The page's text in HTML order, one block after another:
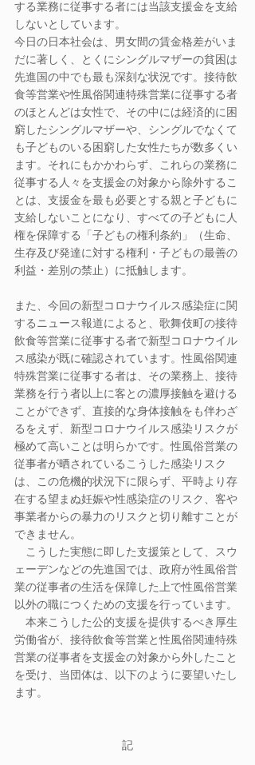
する業務に従事する者には当該支援金を支給
しないとしています。
今日の日本社会は、男女間の賃金格差がいま
だに著しく、とくにシングルマザーの貧困は
先進国の中でも最も深刻な状況です。接待飲
食等営業や性風俗関連特殊営業に従事する者
のほとんどは女性で、その中には経済的に困
窮したシングルマザーや、シングルでなくて
も子どものいる困窮した女性たちが数多くい
ます。それにもかかわらず、これらの業務に
従事する人々を支援金の対象から除外するこ
とは、支援金を最も必要とする親と子どもに
支給しないことになり、すべての子どもに人
権を保障する「子どもの権利条約」（生命、
生存及び発達に対する権利・子どもの最善の
利益・差別の禁止）に抵触します。
また、今回の新型コロナウイルス感染症に関
するニュース報道によると、歌舞伎町の接待
飲食等営業に従事する者で新型コロナウイル
ス感染が既に確認されています。性風俗関連
特殊営業に従事する者は、その業務上、接待
業務を行う者以上に客との濃厚接触を避ける
ことができず、直接的な身体接触をも伴わざ
るをえず、新型コロナウイルス感染リスクが
極めて高いことは明らかです。性風俗営業の
従事者が晒されているこうした感染リスク
は、この危機的状況下に限らず、平時より存
在する望まぬ妊娠や性感染症のリスク、客や
事業者からの暴力のリスクと切り離すことが
できません。
こうした実態に即した支援策として、スウ
ェーデンなどの先進国では、政府が性風俗営
業の従事者の生活を保障した上で性風俗営業
以外の職につくための支援を行っています。
本来こうした公的支援を提供するべき厚生
労働省が、接待飲食等営業と性風俗関連特殊
営業の従事者を支援金の対象から外したこと
を受け、当団体は、以下のように要望いたし
ます。
記